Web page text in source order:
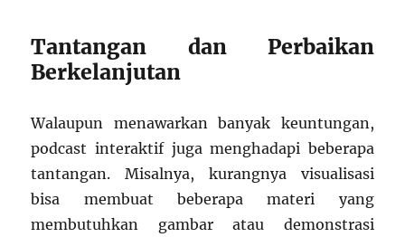
Tantangan dan Perbaikan
Berkelanjutan
Walaupun menawarkan banyak keuntungan,
podcast interaktif juga menghadapi beberapa
tantangan. Misalnya, kurangnya visualisasi
bisa membuat beberapa materi yang
membutuhkan gambar atau demonstrasi